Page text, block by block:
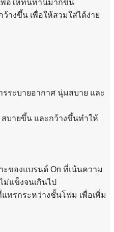
พื่อให้ทนทานมากขึ้น
างขึ้น เพื่อให้สวมใส่ได้ง่าย
รระบายอากาศ นุ่มสบาย และ
บายขึ้น และกว้างขึ้นทำให้
ะของแบรนด์ On ที่เน้นความ
แข็งจนเกินไป
ทรกระหว่างชั้นโฟม เพื่อเพิ่ม